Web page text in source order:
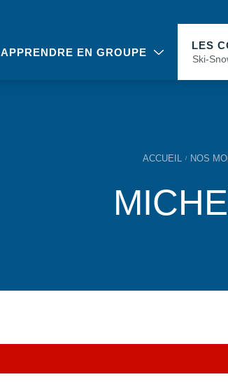
APPRENDRE EN GROUPE
LES
Ski-
ACCUEIL NOS